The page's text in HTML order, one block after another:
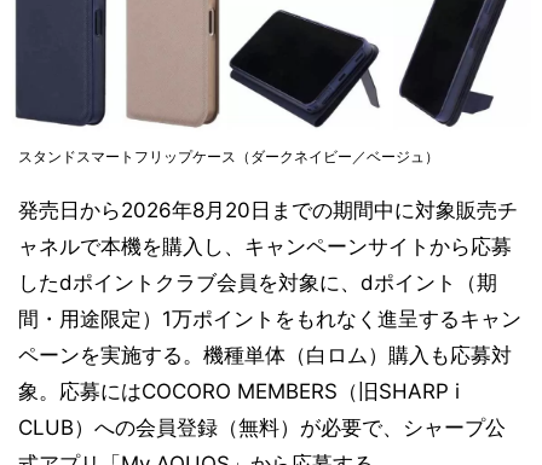
スタンドスマートフリップケース（ダークネイビー／ベージュ）
発売日から2026年8月20日までの期間中に対象販売チ
ャネルで本機を購入し、キャンペーンサイトから応募
したdポイントクラブ会員を対象に、dポイント（期
間・用途限定）1万ポイントをもれなく進呈するキャン
ペーンを実施する。機種単体（白ロム）購入も応募対
象。応募にはCOCORO MEMBERS（旧SHARP i
CLUB）への会員登録（無料）が必要で、シャープ公